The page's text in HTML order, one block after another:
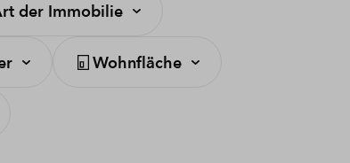
der Immobilie
Wohnfläche